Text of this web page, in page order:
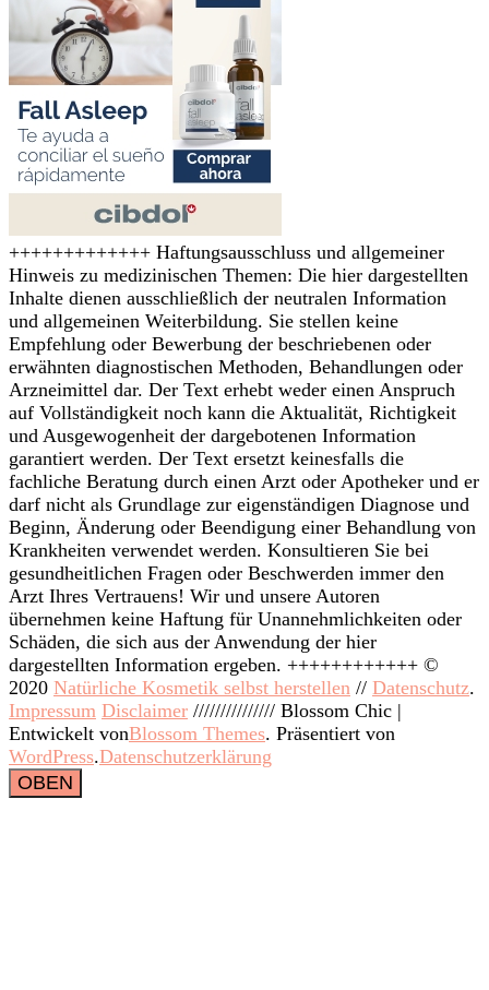
+++++++++++++ Haftungsausschluss und allgemeiner
Hinweis zu medizinischen Themen: Die hier dargestellten
Inhalte dienen ausschließlich der neutralen Information
und allgemeinen Weiterbildung. Sie stellen keine
Empfehlung oder Bewerbung der beschriebenen oder
erwähnten diagnostischen Methoden, Behandlungen oder
Arzneimittel dar. Der Text erhebt weder einen Anspruch
auf Vollständigkeit noch kann die Aktualität, Richtigkeit
und Ausgewogenheit der dargebotenen Information
garantiert werden. Der Text ersetzt keinesfalls die
fachliche Beratung durch einen Arzt oder Apotheker und er
darf nicht als Grundlage zur eigenständigen Diagnose und
Beginn, Änderung oder Beendigung einer Behandlung von
Krankheiten verwendet werden. Konsultieren Sie bei
gesundheitlichen Fragen oder Beschwerden immer den
Arzt Ihres Vertrauens! Wir und unsere Autoren
übernehmen keine Haftung für Unannehmlichkeiten oder
Schäden, die sich aus der Anwendung der hier
dargestellten Information ergeben. ++++++++++++ ©
2020 Natürliche Kosmetik selbst herstellen // Datenschutz.
Impressum Disclaimer /////////////// Blossom Chic |
Entwickelt vonBlossom Themes. Präsentiert von
WordPress.Datenschutzerklärung
OBEN